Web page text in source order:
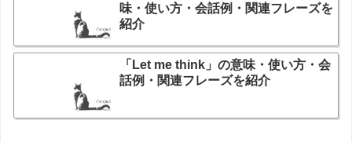
味・使い方・会話例・関連フレーズを
紹介
「Let me think」の意味・使い方・会
話例・関連フレーズを紹介